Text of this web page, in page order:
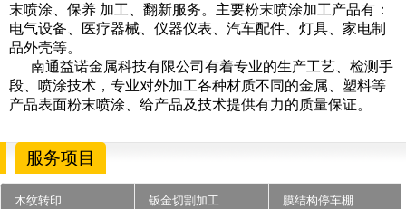
末喷涂、保养 加工、翻新服务。主要粉末喷涂加工产品有：
电气设备、医疗器械、仪器仪表、汽车配件、灯具、家电制
品外壳等。
南通益诺金属科技有限公司有着专业的生产工艺、检测手
段、喷涂技术，专业对外加工各种材质不同的金属、塑料等
产品表面粉末喷涂、给产品及技术提供有力的质量保证。
服务项目
木纹转印 钣金切割加工 膜结构停车棚